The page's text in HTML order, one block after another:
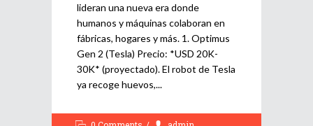
lideran una nueva era donde
humanos y máquinas colaboran en
fábricas, hogares y más. 1. Optimus
Gen 2 (Tesla) Precio: *USD 20K-
30K* (proyectado). El robot de Tesla
ya recoge huevos,